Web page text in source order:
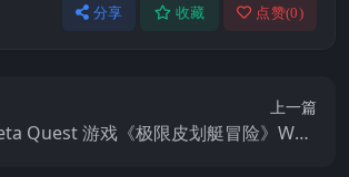
分享 收藏 点赞(0)
上一篇
Quest 游戏《极限皮划艇冒险》Whit